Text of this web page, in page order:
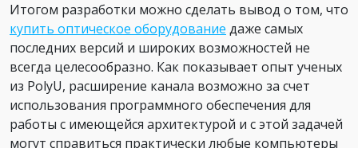
Итогом разработки можно сделать вывод о том, что
купить оптическое оборудование даже самых
последних версий и широких возможностей не
всегда целесообразно. Как показывает опыт ученых
из PolyU, расширение канала возможно за счет
использования программного обеспечения для
работы с имеющейся архитектурой и с этой задачей
могут справиться практически любые компьютеры